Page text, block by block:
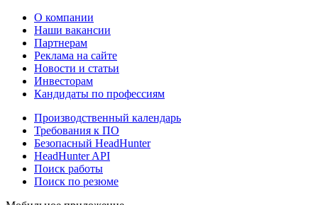
О компании
Наши вакансии
Партнерам
Реклама на сайте
Новости и статьи
Инвесторам
Кандидаты по профессиям
Производственный календарь
Требования к ПО
Безопасный HeadHunter
HeadHunter API
Поиск работы
Поиск по резюме